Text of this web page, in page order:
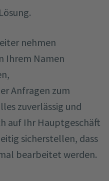
nehmen
Ihrem Namen
Anfragen zum
zuverlässig und
auf Ihr Hauptgeschäft
sicherstellen, dass
bearbeitet werden.